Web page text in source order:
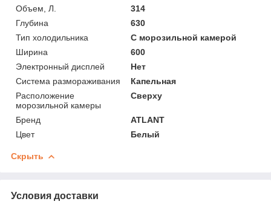
Объем, Л.
314
Глубина
630
Тип холодильника
С морозильной камерой
Ширина
600
Электронный дисплей
Нет
Система размораживания
Капельная
Расположение
морозильной камеры
Сверху
Бренд
ATLANT
Цвет
Белый
Скрыть
Условия доставки